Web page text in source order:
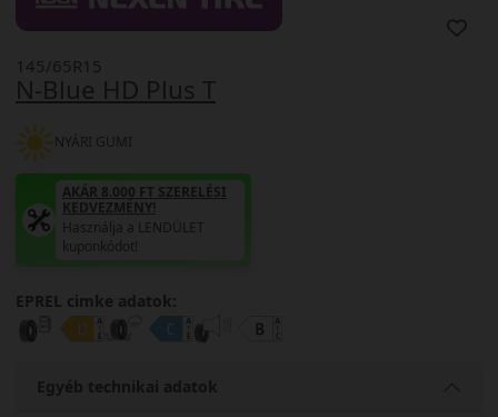
N-Blue HD Plus T
145/65R15
NYÁRI GUMI
AKÁR 8.000 FT SZERELÉSI
KEDVEZMÉNY!
Használja a LENDÜLET
kuponkódot!
EPREL cimke adatok:
Egyéb technikai adatok